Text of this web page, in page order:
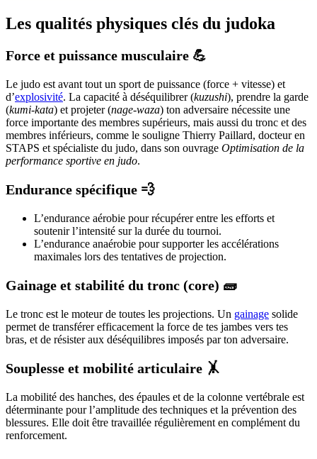
Les qualités physiques clés du judoka
Force et puissance musculaire 💪
Le judo est avant tout un sport de puissance (force + vitesse) et
d’explosivité. La capacité à déséquilibrer (kuzushi), prendre la garde
(kumi-kata) et projeter (nage-waza) ton adversaire nécessite une
force importante des membres supérieurs, mais aussi du tronc et des
membres inférieurs, comme le souligne Thierry Paillard, docteur en
STAPS et spécialiste du judo, dans son ouvrage Optimisation de la
performance sportive en judo.
Endurance spécifique 💨​
L’endurance aérobie pour récupérer entre les efforts et
soutenir l’intensité sur la durée du tournoi.
L’endurance anaérobie pour supporter les accélérations
maximales lors des tentatives de projection.
Gainage et stabilité du tronc (core) 🧱
Le tronc est le moteur de toutes les projections. Un gainage solide
permet de transférer efficacement la force de tes jambes vers tes
bras, et de résister aux déséquilibres imposés par ton adversaire.
Souplesse et mobilité articulaire 🤸
La mobilité des hanches, des épaules et de la colonne vertébrale est
déterminante pour l’amplitude des techniques et la prévention des
blessures. Elle doit être travaillée régulièrement en complément du
renforcement.